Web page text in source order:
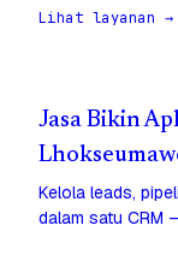
Lihat layanan →
Jasa Bikin
Kelola leads,
dalam satu CRM